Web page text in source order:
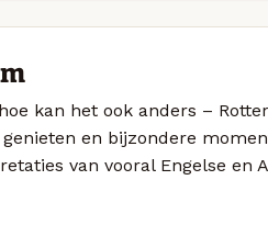
kan het ook anders –
en bijzondere
van vooral Engelse en